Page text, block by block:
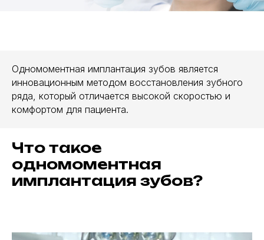
Одномоментная имплантация зубов является
инновационным методом восстановления зубного
ряда, который отличается высокой скоростью и
комфортом для пациента.
Что такое
одномоментная
имплантация зубов?